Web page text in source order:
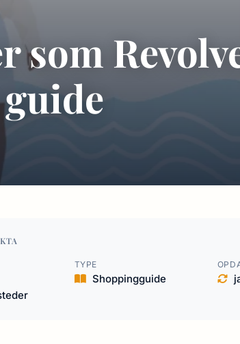
som
TYPE
Shoppingguide